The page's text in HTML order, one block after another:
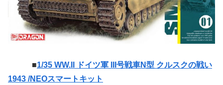
■1/35 WW.II ドイツ軍 III号戦車N型 クルスクの戦い
1943 /NEOスマートキット